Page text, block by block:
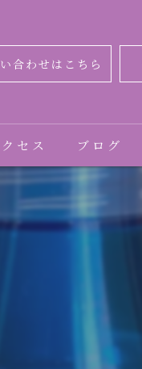
合わせはこちら
セス ブログ